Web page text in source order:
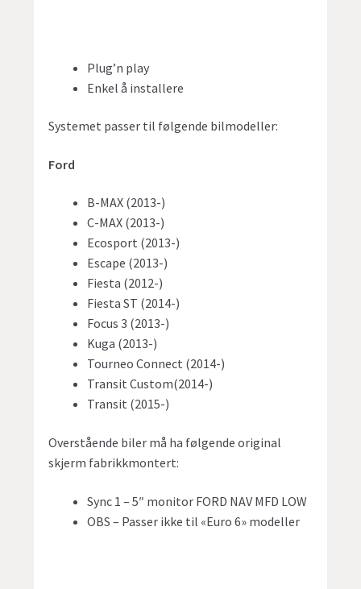
Plug’n play
Enkel å installere
Systemet passer til følgende bilmodeller:
Ford
B-MAX (2013-)
C-MAX (2013-)
Ecosport (2013-)
Escape (2013-)
Fiesta (2012-)
Fiesta ST (2014-)
Focus 3 (2013-)
Kuga (2013-)
Tourneo Connect (2014-)
Transit Custom(2014-)
Transit (2015-)
Overstående biler må ha følgende original
skjerm fabrikkmontert:
Sync 1 – 5″ monitor FORD NAV MFD LOW
OBS – Passer ikke til «Euro 6» modeller